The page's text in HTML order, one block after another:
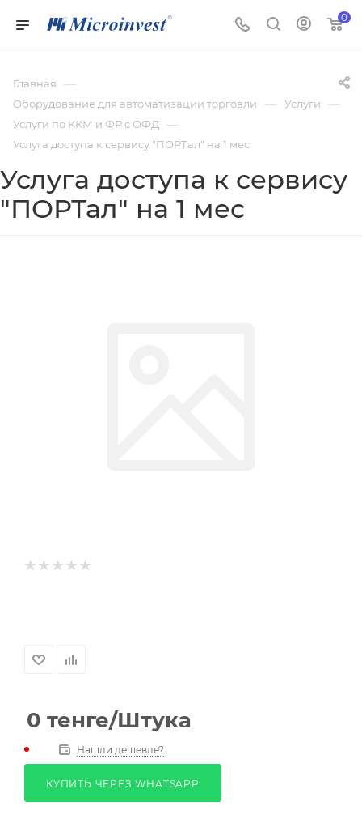
0
Главная —
Оборудование для автоматизации торговли — Услуги —
Услуги по ККМ и ФР с ОФД —
Услуга доступа к сервису "ПОРТал" на 1 мес
Услуга доступа к сервису
"ПОРТал" на 1 мес
0 тенге/Штука
Нашли дешевле?
КУПИТЬ ЧЕРЕЗ WHATSAPP